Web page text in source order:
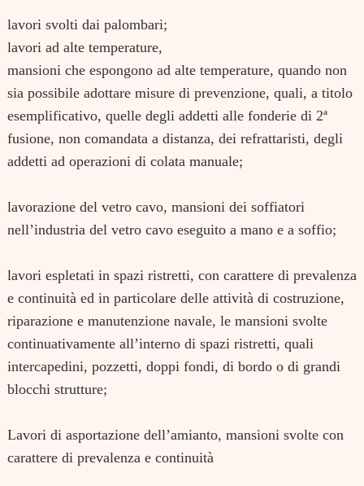
lavori svolti dai palombari;
lavori ad alte temperature,
mansioni che espongono ad alte temperature, quando non
sia possibile adottare misure di prevenzione, quali, a titolo
esemplificativo, quelle degli addetti alle fonderie di 2ª
fusione, non comandata a distanza, dei refrattaristi, degli
addetti ad operazioni di colata manuale;
lavorazione del vetro cavo, mansioni dei soffiatori
nell’industria del vetro cavo eseguito a mano e a soffio;
lavori espletati in spazi ristretti, con carattere di prevalenza
e continuità ed in particolare delle attività di costruzione,
riparazione e manutenzione navale, le mansioni svolte
continuativamente all’interno di spazi ristretti, quali
intercapedini, pozzetti, doppi fondi, di bordo o di grandi
blocchi strutture;
Lavori di asportazione dell’amianto, mansioni svolte con
carattere di prevalenza e continuità